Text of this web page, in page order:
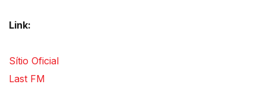
Link:
Sítio Oficial
Last FM